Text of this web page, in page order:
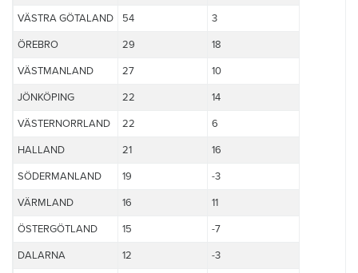
VÄSTRA GÖTALAND 54 3
ÖREBRO 29 18
VÄSTMANLAND 27 10
JÖNKÖPING 22 14
VÄSTERNORRLAND 22 6
HALLAND 21 16
SÖDERMANLAND 19 -3
VÄRMLAND 16 11
ÖSTERGÖTLAND 15 -7
DALARNA 12 -3